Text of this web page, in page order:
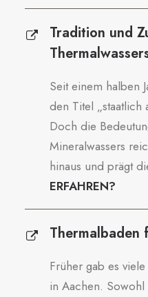
Tradition und
Seit einem halben
den Titel „staatlich
Doch die
Mineralwassers
hinaus und prägt
ERFAHREN?
Früher gab es
in Aachen.